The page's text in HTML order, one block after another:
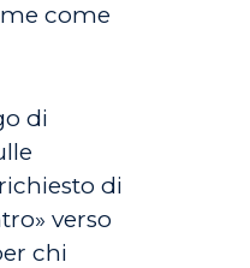
come
di
di
verso
chi